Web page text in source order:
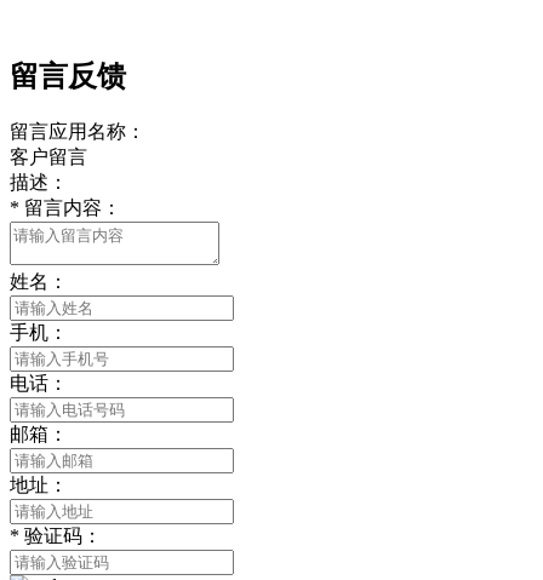
留言反馈
留言应用名称：
客户留言
描述：
* 留言内容：
姓名：
手机：
电话：
邮箱：
地址：
* 验证码：